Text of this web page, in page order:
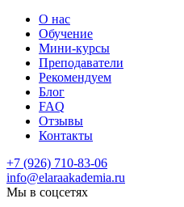
О нас
Обучение
Мини-курсы
Преподаватели
Рекомендуем
Блог
FAQ
Отзывы
Контакты
+7 (926) 710-83-06
info@elaraakademia.ru
Мы в соцсетях